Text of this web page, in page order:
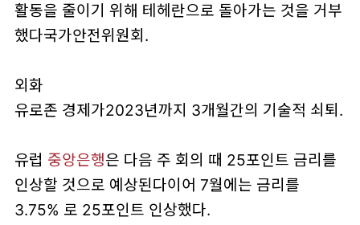
활동을 줄이기 위해 테헤란으로 돌아가는 것을 거부
했다국가안전위원회.
외화
유로존 경제가2023년까지 3개월간의 기술적 쇠퇴.
유럽 중앙은행은 다음 주 회의 때 25포인트 금리를
인상할 것으로 예상된다이어 7월에는 금리를
3.75% 로 25포인트 인상했다.